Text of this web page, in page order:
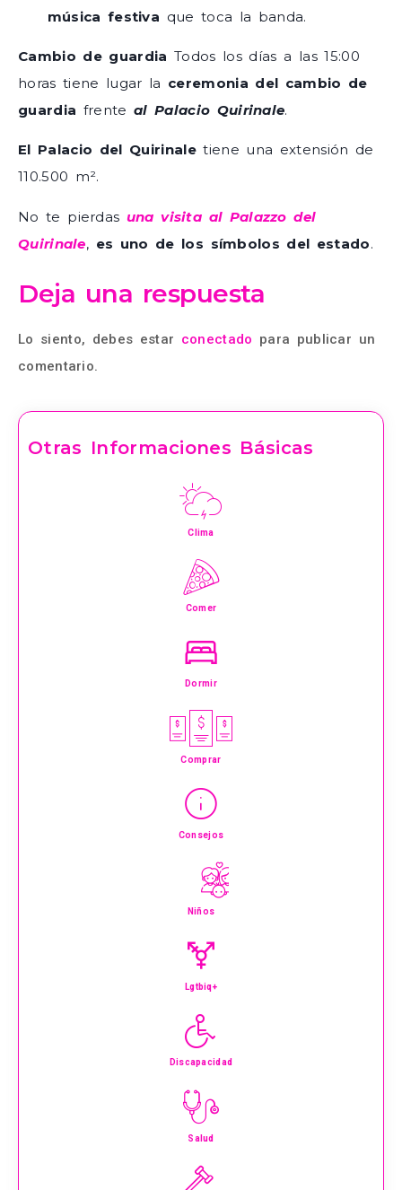
música festiva que toca la banda.
Cambio de guardia Todos los días a las 15:00
horas tiene lugar la ceremonia del cambio de
guardia frente al Palacio Quirinale.
El Palacio del Quirinaletiene una extensión de
110.500 m².
No te pierdas una visita al Palazzo del
Quirinale, es uno de los símbolos del estado.
Deja una respuesta
Lo siento, debes estar conectado para publicar un
comentario.
Otras Informaciones Básicas
Clima
Comer
Dormir
Comprar
Consejos
Niños
Lgtbiq+
Discapacidad
Salud